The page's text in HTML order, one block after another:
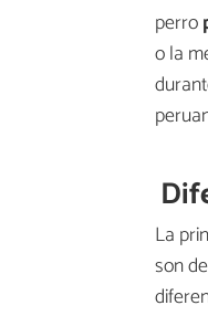
perro
o la
La
son